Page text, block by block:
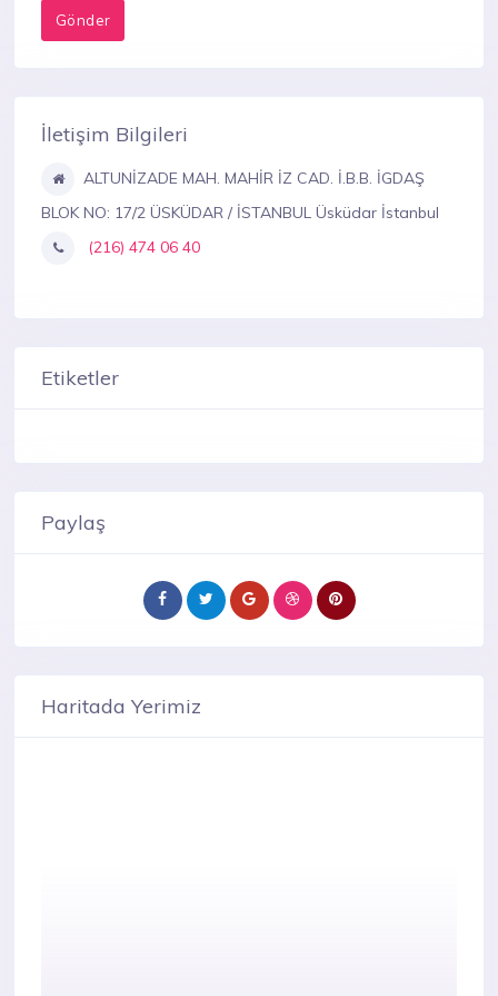
İletişim Bilgileri
ALTUNİZADE MAH. MAHİR İZ CAD. İ.B.B. İGDAŞ
BLOK NO: 17/2 ÜSKÜDAR / İSTANBUL Üsküdar İstanbul
(216) 474 06 40
Etiketler
Paylaş
Haritada Yerimiz